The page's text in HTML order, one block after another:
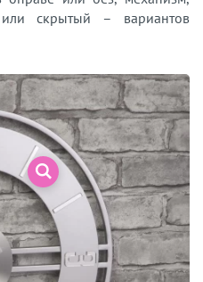
скрытый – вариантов